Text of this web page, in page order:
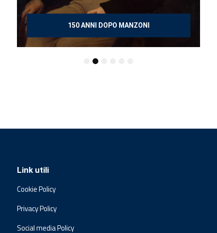
150 ANNI DOPO MANZONI
Link utili
Cookie Policy
Privacy Policy
Social media Policy